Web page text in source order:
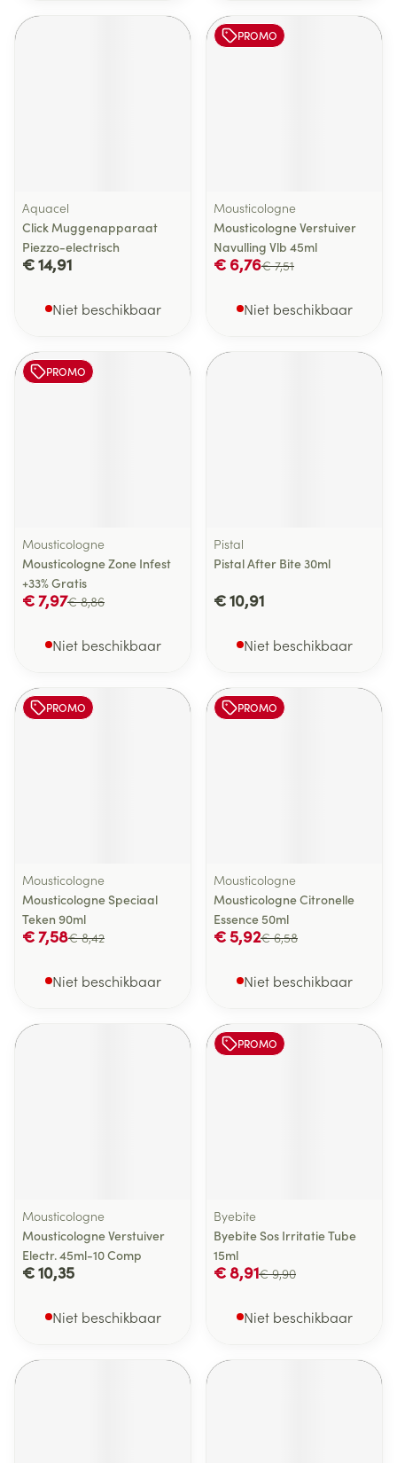
Aquacel
Click Muggenapparaat
Piezzo-electrisch
€ 14,91
Niet beschikbaar
PROMO
Mousticologne
Mousticologne Verstuiver
Navulling Vlb 45ml
€ 7,51
€ 6,76
Niet beschikbaar
PROMO
Mousticologne
Mousticologne Zone Infest
+33% Gratis
€ 8,86
€ 7,97
Niet beschikbaar
Pistal
Pistal After Bite 30ml
€ 10,91
Niet beschikbaar
PROMO
Mousticologne
Mousticologne Speciaal
Teken 90ml
€ 8,42
€ 7,58
Niet beschikbaar
PROMO
Mousticologne
Mousticologne Citronelle
Essence 50ml
€ 6,58
€ 5,92
Niet beschikbaar
Mousticologne
Mousticologne Verstuiver
Electr. 45ml-10 Comp
€ 10,35
Niet beschikbaar
PROMO
Byebite
Byebite Sos Irritatie Tube
15ml
€ 9,90
€ 8,91
Niet beschikbaar